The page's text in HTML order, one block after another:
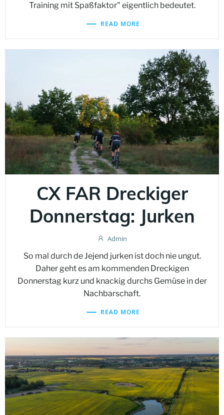
Training mit Spaßfaktor" eigentlich bedeutet.
READ MORE
CX FAR Dreckiger
Donnerstag: Jurken
Admin
So mal durch de Jejend jurken ist doch nie ungut.
Daher geht es am kommenden Dreckigen
Donnerstag kurz und knackig durchs Gemüse in der
Nachbarschaft.
READ MORE